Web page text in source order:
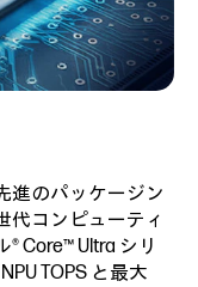
進のパッケージン
代コンピューティ
Core™ Ultra シリ
TOPS と最大